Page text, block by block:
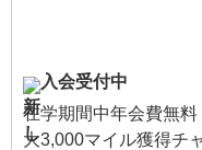
入会受付中
在学期間中年会費無料
大3,000マイル獲得チ